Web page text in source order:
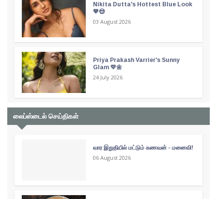
Nikita Dutta's Hottest Blue Look
💙😍
03 August 2026
Priya Prakash Varrier's Sunny
Glam 💛🌼
24 July 2026
லைப்ஸ்டைல் செய்திகள்
வார இறுதியில் மட்டும் கணவன் - மனைவி!
06 August 2026